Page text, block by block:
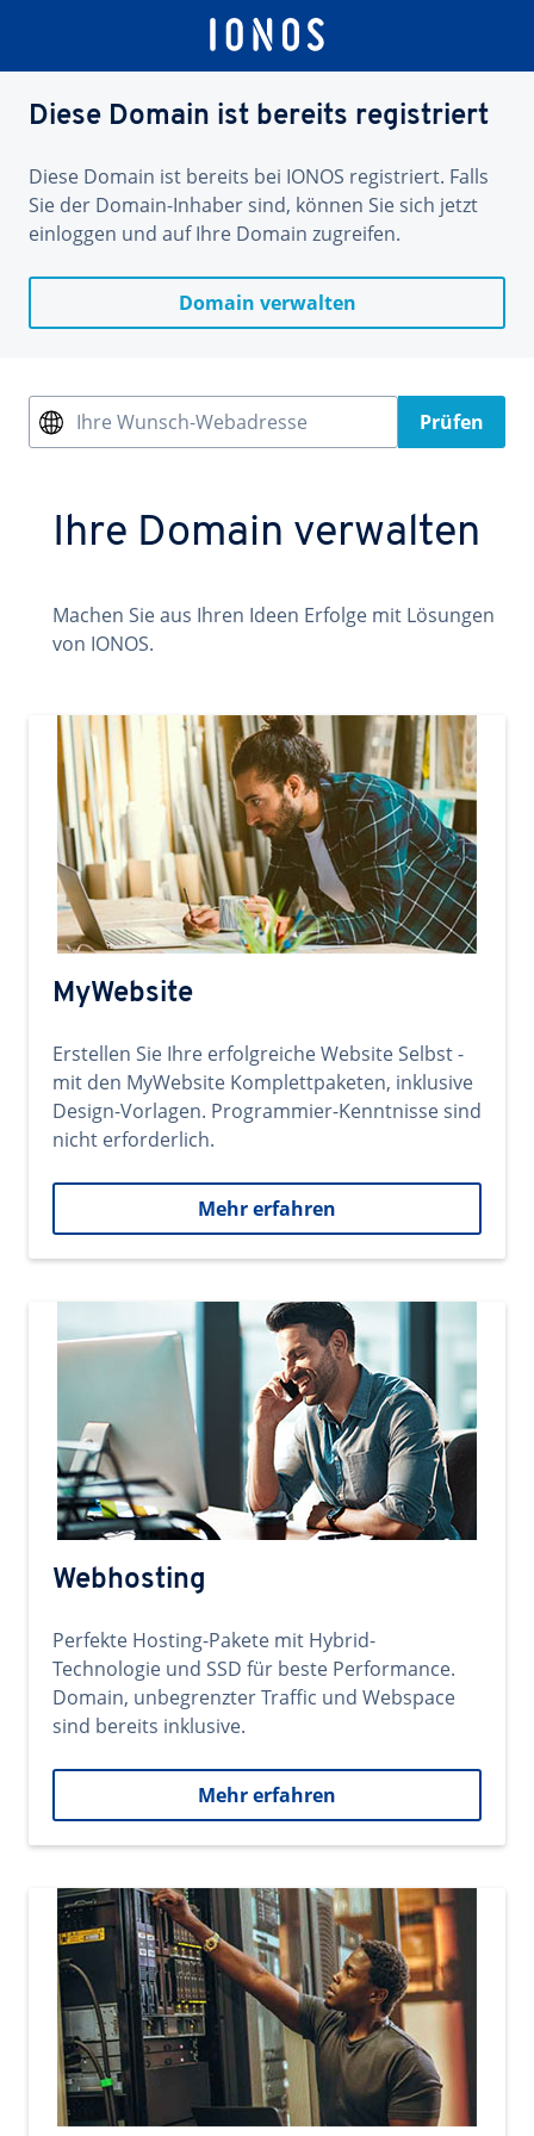
Diese Domain ist bereits registriert
Diese Domain ist bereits bei IONOS registriert. Falls
Sie der Domain-Inhaber sind, können Sie sich jetzt
einloggen und auf Ihre Domain zugreifen.
Domain verwalten
Ihre Wunsch-Webadresse Prüfen
Ihre Domain verwalten
Machen Sie aus Ihren Ideen Erfolge mit Lösungen
von IONOS.
MyWebsite
Erstellen Sie Ihre erfolgreiche Website Selbst -
mit den MyWebsite Komplettpaketen, inklusive
Design-Vorlagen. Programmier-Kenntnisse sind
nicht erforderlich.
Mehr erfahren
Webhosting
Perfekte Hosting-Pakete mit Hybrid-
Technologie und SSD für beste Performance.
Domain, unbegrenzter Traffic und Webspace
sind bereits inklusive.
Mehr erfahren